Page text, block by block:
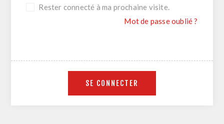
Rester connecté à ma prochaine visite.
Mot de passe oublié ?